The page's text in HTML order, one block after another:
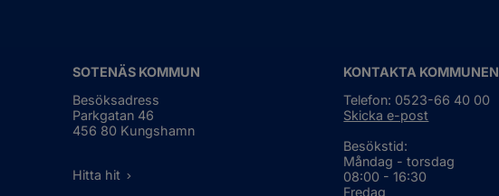
SOTENÄS KOMMUN
Besöksadress
Parkgatan 46
456 80 Kungshamn
Hitta hit
KONTAKTA KOMMUNEN
Telefon: 0523-66 40 00
Skicka e-post
Besökstid:
Måndag - torsdag
08:00 - 16:30
Fredag